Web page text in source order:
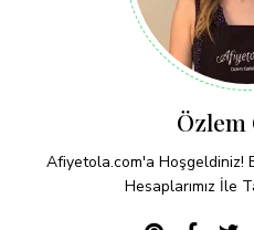
Özlem
Afiyetola.com'a Hoşgeldiniz!
Hesaplarımız İle